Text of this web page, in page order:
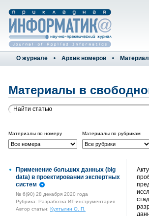
О журнале Архив номеров
Материалы в
Материалы по номеру Материалы по рубрикам
Применение больших данных (big
data) в проектировании экспертных
систем
№ 6(90) 28 декабря 2020 года
Рубрика: Разработка ИТ-инструментария
Автор статьи: Култыгин О. П.